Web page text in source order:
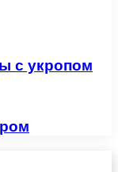
с укропом